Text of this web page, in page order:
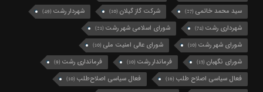
سید محمد خاتمی (27) شرکت گاز گیلان (10) شهردار رشت (49)
شهرداری رشت (74) شورای اسلامی شهر رشت (21)
شورای شهر رشت (10) شورای عالی امنیت ملی (10)
شورای نگهبان (13) فرماندار رشت (10) فرمانداری رشت (9)
فعال سیاسی اصلاح طلب (16) فعال سیاسی اصلاح‌طلب (10)